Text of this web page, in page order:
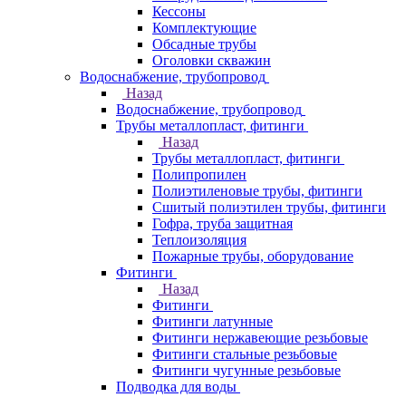
Кессоны
Комплектующие
Обсадные трубы
Оголовки скважин
Водоснабжение, трубопровод
Назад
Водоснабжение, трубопровод
Трубы металлопласт, фитинги
Назад
Трубы металлопласт, фитинги
Полипропилен
Полиэтиленовые трубы, фитинги
Сшитый полиэтилен трубы, фитинги
Гофра, труба защитная
Теплоизоляция
Пожарные трубы, оборудование
Фитинги
Назад
Фитинги
Фитинги латунные
Фитинги нержавеющие резьбовые
Фитинги стальные резьбовые
Фитинги чугунные резьбовые
Подводка для воды